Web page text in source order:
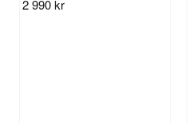
2 990 kr